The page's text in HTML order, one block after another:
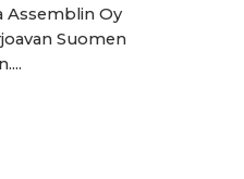
Assemblin Oy
Suomen